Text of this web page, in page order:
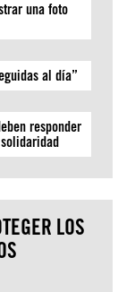
una foto
al día”
responder
LOS